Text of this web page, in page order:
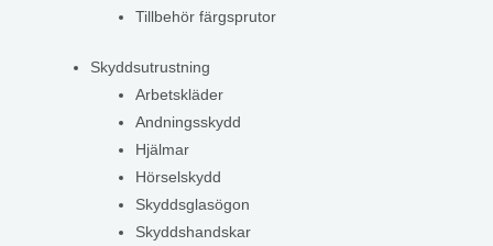
Tillbehör färgsprutor
Skyddsutrustning
Arbetskläder
Andningsskydd
Hjälmar
Hörselskydd
Skyddsglasögon
Skyddshandskar